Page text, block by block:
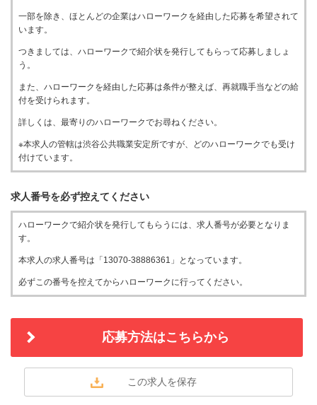
一部を除き、ほとんどの企業はハローワークを経由した応募を希望されて
います。
つきましては、ハローワークで紹介状を発行してもらって応募しましょ
う。
また、ハローワークを経由した応募は条件が整えば、再就職手当などの給
付を受けられます。
詳しくは、最寄りのハローワークでお尋ねください。
※本求人の管轄は渋谷公共職業安定所ですが、どのハローワークでも受け
付けています。
求人番号を必ず控えてください
ハローワークで紹介状を発行してもらうには、求人番号が必要となりま
す。
本求人の求人番号は「13070-38886361」となっています。
必ずこの番号を控えてからハローワークに行ってください。
応募方法はこちらから